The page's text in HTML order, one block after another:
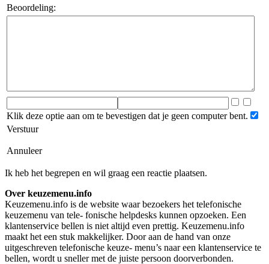
Beoordeling:
Klik deze optie aan om te bevestigen dat je geen computer bent.
Verstuur
Annuleer
Ik heb het begrepen en wil graag een reactie plaatsen.
Over keuzemenu.info
Keuzemenu.info is de website waar bezoekers het telefonische
keuzemenu van tele- fonische helpdesks kunnen opzoeken. Een
klantenservice bellen is niet altijd even prettig. Keuzemenu.info
maakt het een stuk makkelijker. Door aan de hand van onze
uitgeschreven telefonische keuze- menu’s naar een klantenservice te
bellen, wordt u sneller met de juiste persoon doorverbonden.